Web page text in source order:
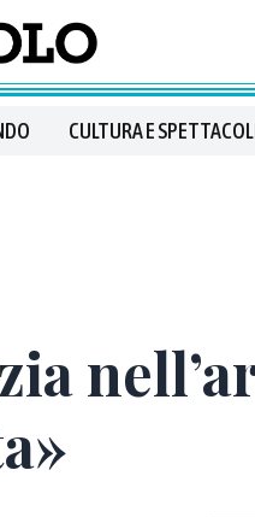
CULTURA E